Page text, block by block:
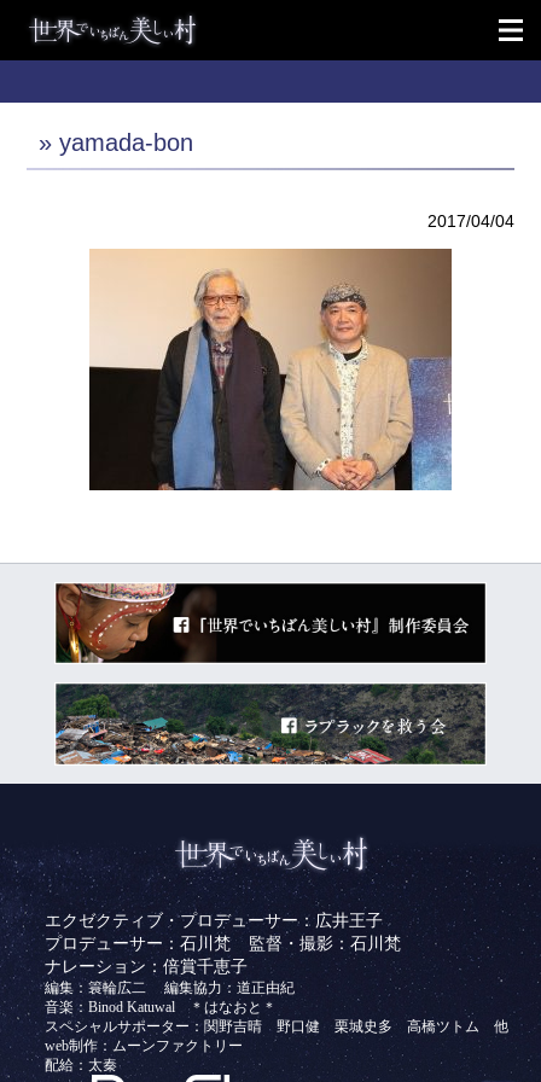
» yamada-bon
2017/04/04
エクゼクティブ・プロデューサー：広井王子
プロデューサー：石川梵
監督・撮影：石川梵
ナレーション：倍賞千恵子
編集：簑輪広二
編集協力：道正由紀
音楽：Binod Katuwal ＊はなおと＊
スペシャルサポーター：関野吉晴 野口健 栗城史多 高橋ツトム 他
web制作：ムーンファクトリー
配給：太秦